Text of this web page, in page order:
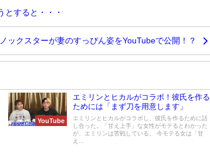
とすると・・・
ックスターが妻のすっぴん姿をYouTubeで公開！？
YouTube
エミリンとヒカルがコラボ！彼氏を作る
ためには「まず刀を用意します」
エミリンとヒカルがコラボし、彼氏を作るために話
し合った。「甘え上手」な女性がモテるとわかった
が、エミリンは苦戦している。 今モテる女は「甘
え...